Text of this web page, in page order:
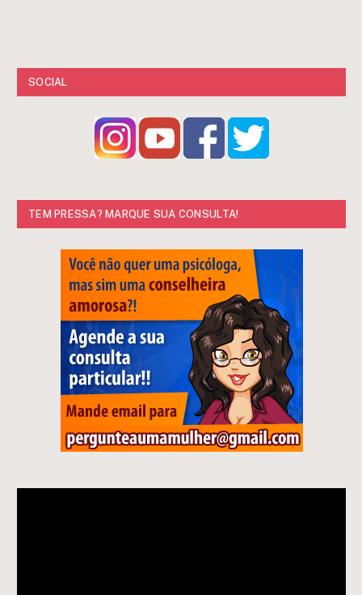
SOCIAL
TEM PRESSA? MARQUE SUA CONSULTA!